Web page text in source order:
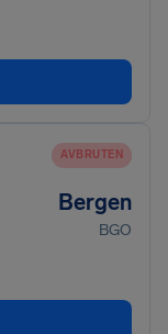
AVBRUTEN
Bergen
BGO